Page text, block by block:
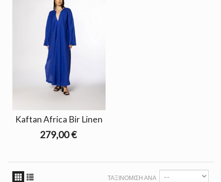
Kaftan Africa Bir Linen
279,00 €
ΤΑΞΙΝΌΜΙΣΗ ΑΝΆ